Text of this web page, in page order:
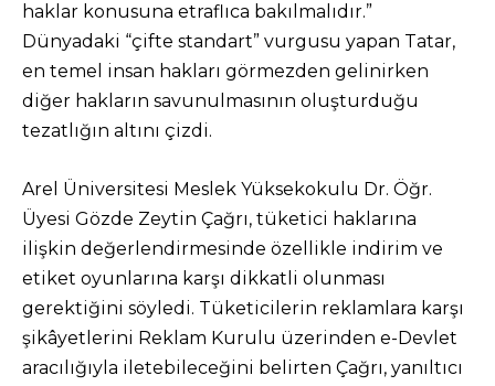
haklar konusuna etraflıca bakılmalıdır.”
Dünyadaki “çifte standart” vurgusu yapan Tatar,
en temel insan hakları görmezden gelinirken
diğer hakların savunulmasının oluşturduğu
tezatlığın altını çizdi.
Arel Üniversitesi Meslek Yüksekokulu Dr. Öğr.
Üyesi Gözde Zeytin Çağrı, tüketici haklarına
ilişkin değerlendirmesinde özellikle indirim ve
etiket oyunlarına karşı dikkatli olunması
gerektiğini söyledi. Tüketicilerin reklamlara karşı
şikâyetlerini Reklam Kurulu üzerinden e-Devlet
aracılığıyla iletebileceğini belirten Çağrı, yanıltıcı